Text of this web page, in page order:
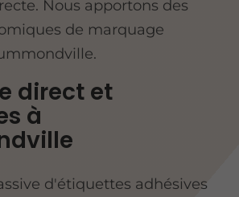
Nous apportons des
de marquage
direct et
à
d'étiquettes adhésives